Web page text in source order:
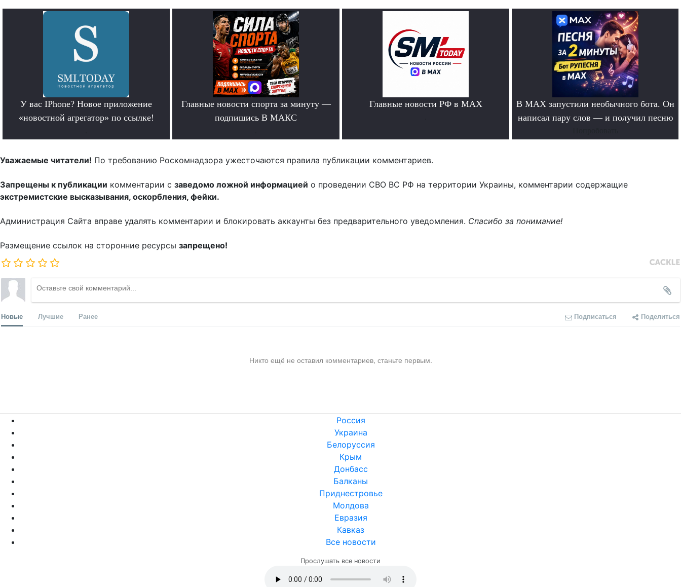
У вас IPhone? Новое приложение
«новостной агрегатор» по ссылке!
Главные новости спорта за минуту —
подпишись В МАКС
Главные новости РФ в MAX
В MAX запустили необычного бота. Он
написал пару слов — и получил песню
Уважаемые читатели! По требованию Роскомнадзора ужесточаются правила публикации комментариев.
Запрещены к публикации комментарии с заведомо ложной информацией о проведении СВО ВС РФ на территории Украины, комментарии содержащие
экстремистские высказывания, оскорбления, фейки.
Администрация Сайта вправе удалять комментарии и блокировать аккаунты без предварительного уведомления. Спасибо за понимание!
Размещение ссылок на сторонние ресурсы запрещено!
Новые Лучшие Ранее Подписаться Поделиться
Никто ещё не оставил комментариев, станьте первым.
Россия
Украина
Белоруссия
Крым
Донбасс
Балканы
Приднестровье
Молдова
Евразия
Кавказ
Все новости
Прослушать все новости